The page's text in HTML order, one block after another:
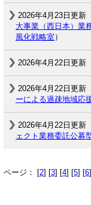
2026年4月23日更新
大事業（西日本）業
風化戦略室 ）
2026年4月22日更新
2026年4月22日更新
ーによる過疎地域応
2026年4月22日更新
ェクト業務委託公募
ページ： [2] [3] [4] [5] [6